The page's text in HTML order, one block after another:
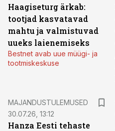
Haagiseturg ärkab:
tootjad kasvatavad
mahtu ja valmistuvad
uueks laienemiseks
Bestnet avab uue müügi- ja
tootmiskeskuse
MAJANDUSTULEMUSED
30.07.26, 13:12
Hanza Eesti tehaste